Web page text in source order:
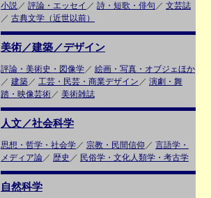
小説／ 評論・エッセイ ／ 詩・短歌・俳句 ／ 文芸誌
／ 古典文学（近世以前）
美術／建築／デザイン
評論・美術史・図像学／ 絵画・写真・オブジェほか
／ 建築／ 工芸・民芸・商業デザイン ／ 演劇・舞
踏・映像芸術／ 美術雑誌
人文／社会科学
思想・哲学・社会学／ 宗教・民間信仰 ／ 言語学・
メディア論／ 歴史 ／ 民俗学・文化人類学・考古学
自然科学